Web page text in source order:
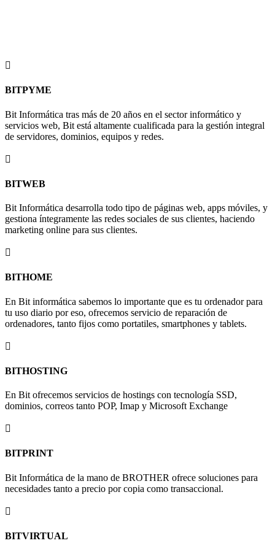

BITPYME
Bit Informática tras más de 20 años en el sector informático y
servicios web, Bit está altamente cualificada para la gestión integral
de servidores, dominios, equipos y redes.

BITWEB
Bit Informática desarrolla todo tipo de páginas web, apps móviles, y
gestiona íntegramente las redes sociales de sus clientes, haciendo
marketing online para sus clientes.

BITHOME
En Bit informática sabemos lo importante que es tu ordenador para
tu uso diario por eso, ofrecemos servicio de reparación de
ordenadores, tanto fijos como portatiles, smartphones y tablets.

BITHOSTING
En Bit ofrecemos servicios de hostings con tecnología SSD,
dominios, correos tanto POP, Imap y Microsoft Exchange

BITPRINT
Bit Informática de la mano de BROTHER ofrece soluciones para
necesidades tanto a precio por copia como transaccional.

BITVIRTUAL